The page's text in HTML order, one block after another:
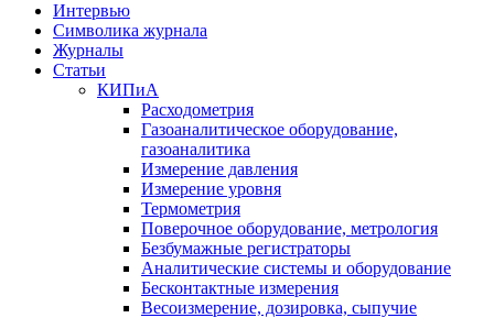
Интервью
Символика журнала
Журналы
Статьи
КИПиА
Расходометрия
Газоаналитическое оборудование,
газоаналитика
Измерение давления
Измерение уровня
Термометрия
Поверочное оборудование, метрология
Безбумажные регистраторы
Аналитические системы и оборудование
Бесконтактные измерения
Весоизмерение, дозировка, сыпучие